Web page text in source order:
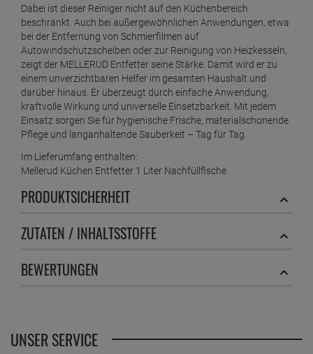
ab7,19€
1 Liter =7,19 €
Mellerud Marmor Reiniger und Pflege 1 Liter
ab8,09€
1 Liter =8,09 €
Mellerud Öl & Fettflecken Entferner 500ml
ab11,59€
1 Liter =23,18 €
Mellerud Parkett & Kork Versiegelung 1L
ab10,
1 Liter =10, 89 €
Mellerud Parkett Glanz Reiniger 1 Liter
Mellerud Schimmel Schutz 500 ml
1 Liter =15,38 €
Dabei ist dieser Reiniger nicht auf den Küchenbereich
beschränkt. Auch bei außergewöhnlichen Anwendungen, etwa
bei der Entfernung von Schmierfilmen auf
Autowindschutzscheiben oder zur Reinigung von Heizkesseln,
zeigt der MELLERUD Entfetter seine Stärke. Damit wird er zu
einem unverzichtbaren Helfer im gesamten Haushalt und
darüber hinaus. Er überzeugt durch einfache Anwendung,
kraftvolle Wirkung und universelle Einsetzbarkeit. Mit jedem
Einsatz sorgen Sie für hygienische Frische, materialschonende
Pflege und langanhaltende Sauberkeit – Tag für Tag.
Im Lieferumfang enthalten:
Mellerud Küchen Entfetter 1 Liter Nachfüllflsche
PRODUKTSICHERHEIT
ZUTATEN / INHALTSSTOFFE
BEWERTUNGEN
UNSER SERVICE